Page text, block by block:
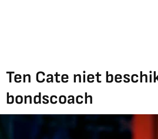
Ten Cate niet
bondscoach